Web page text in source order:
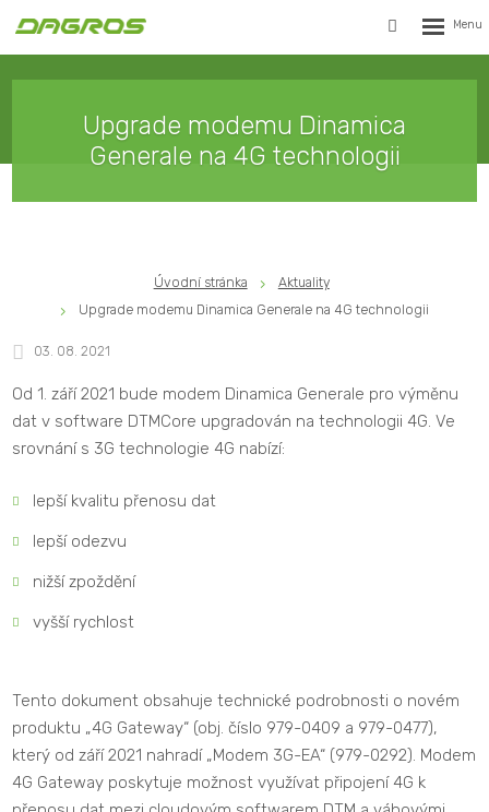
Vyhledávání
Upgrade modemu Dinamica
Generale na 4G technologii
Úvodní stránka
Aktuality
Upgrade modemu Dinamica Generale na 4G technologii
03. 08. 2021
Od 1. září 2021 bude modem Dinamica Generale pro výměnu
dat v software DTMCore upgradován na technologii 4G. Ve
srovnání s 3G technologie 4G nabízí:
lepší kvalitu přenosu dat
lepší odezvu
nižší zpoždění
vyšší rychlost
Tento dokument obsahuje technické podrobnosti o novém
produktu „4G Gateway“ (obj. číslo 979-0409 a 979-0477),
který od září 2021 nahradí „Modem 3G-EA“ (979-0292). Modem
4G Gateway poskytuje možnost využívat připojení 4G k